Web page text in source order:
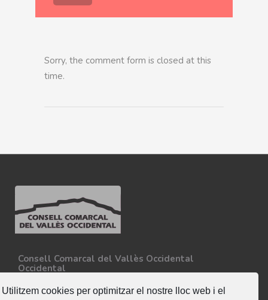
Utilitzem cookies per optimitzar el nostre lloc web i el
Sorry, the comment form is closed at this
time.
Consell Comarcal del Vallès Occidental
Occidental
08227 - Terrassa
Tel. 93 727 35 34